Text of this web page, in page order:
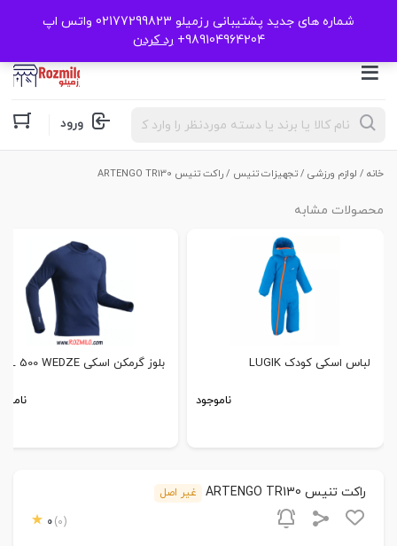
شماره های جدید پشتیبانی رزمیلو 02177299823 واتس اپ
989104964204+
رد کردن
Products
search ورود
خانه / لوازم ورزشی /تجهیزات تنیس / راکت تنیس ARTENGO TR130
محصولات مشابه
لباس اسکی کودک LUGIK
ناموجود
بلوز گرمکن اسکی BL 500 WEDZE
راکت تنیس ARTENGO TR130 غیر اصل
0 (0)